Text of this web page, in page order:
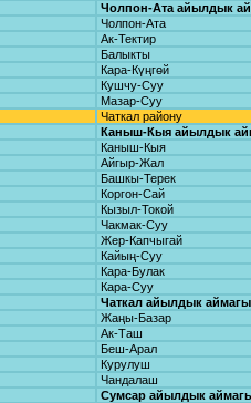
Чолпон-Ата айылдык
Чолпон-Ата
Ак-Тектир
Балыкты
Кара-Күңгөй
Кушчу-Суу
Мазар-Суу
Чаткал району
Каныш-Кыя айылдык
Каныш-Кыя
Айгыр-Жал
Башкы-Терек
Коргон-Сай
Кызыл-Токой
Чакмак-Суу
Жер-Капчыгай
Кайың-Суу
Кара-Булак
Кара-Суу
Чаткал айылдык аймагы
Жаңы-Базар
Ак-Таш
Беш-Арал
Курулуш
Чандалаш
Сумсар айылдык